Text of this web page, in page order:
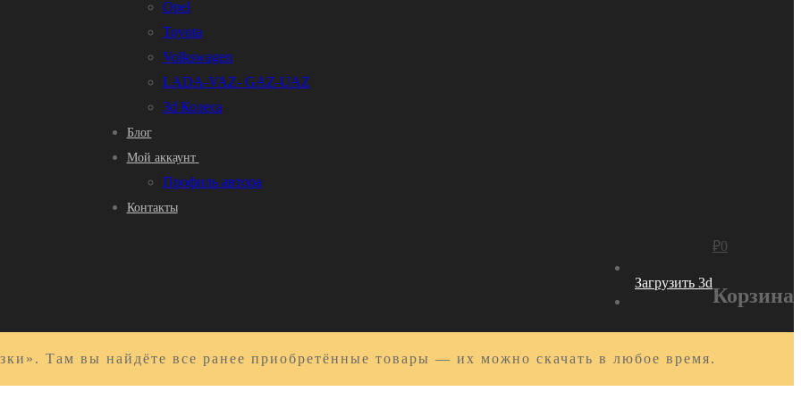
Opel
Toyota
Volkswagen
LADA-VAZ- GAZ-UAZ
3d Колеса
Блог
Мой аккаунт
Профиль автора
Контакты
Загрузить 3d
₽0
Корзина
Там вы найдёте все ранее приобретённые товары — их можно скачать в любое время.